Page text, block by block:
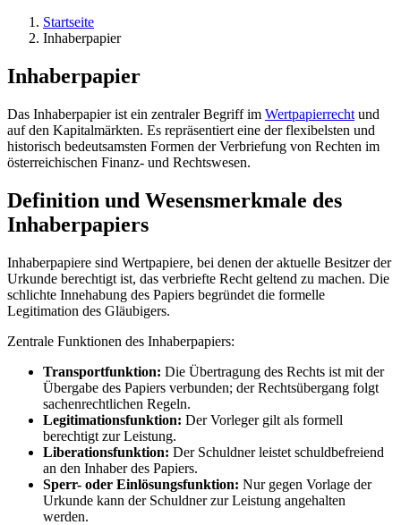
Startseite
Inhaberpapier
Inhaberpapier
Das Inhaberpapier ist ein zentraler Begriff im Wertpapierrecht und
auf den Kapitalmärkten. Es repräsentiert eine der flexibelsten und
historisch bedeutsamsten Formen der Verbriefung von Rechten im
österreichischen Finanz- und Rechtswesen.
Definition und Wesensmerkmale des
Inhaberpapiers
Inhaberpapiere sind Wertpapiere, bei denen der aktuelle Besitzer der
Urkunde berechtigt ist, das verbriefte Recht geltend zu machen. Die
schlichte Innehabung des Papiers begründet die formelle
Legitimation des Gläubigers.
Zentrale Funktionen des Inhaberpapiers:
Transportfunktion: Die Übertragung des Rechts ist mit der
Übergabe des Papiers verbunden; der Rechtsübergang folgt
sachenrechtlichen Regeln.
Legitimationsfunktion: Der Vorleger gilt als formell
berechtigt zur Leistung.
Liberationsfunktion: Der Schuldner leistet schuldbefreiend
an den Inhaber des Papiers.
Sperr- oder Einlösungsfunktion: Nur gegen Vorlage der
Urkunde kann der Schuldner zur Leistung angehalten
werden.